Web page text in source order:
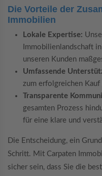
Die Vorteile der
Immobilien
Lokale Expertise:
Immobilienlandschaft
unseren Kunden
Umfassende
zum erfolgreichen
Transparente
gesamten Prozess
für eine klare und
Die Entscheidung, ein
Schritt. Mit Carpaten
sicher sein, dass Sie die